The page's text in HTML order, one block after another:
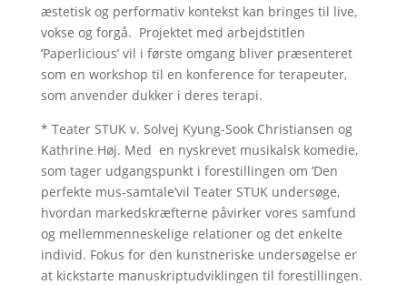
æstetisk og performativ kontekst kan bringes til live,
vokse og forgå. Projektet med arbejdstitlen
’Paperlicious’ vil i første omgang bliver præsenteret
som en workshop til en konference for terapeuter,
som anvender dukker i deres terapi.
* Teater STUK v. Solvej Kyung-Sook Christiansen og
Kathrine Høj. Med en nyskrevet musikalsk komedie,
som tager udgangspunkt i forestillingen om ’Den
perfekte mus-samtale’vil Teater STUK undersøge,
hvordan markedskræfterne påvirker vores samfund
og mellemmenneskelige relationer og det enkelte
individ. Fokus for den kunstneriske undersøgelse er
at kickstarte manuskriptudviklingen til forestillingen.